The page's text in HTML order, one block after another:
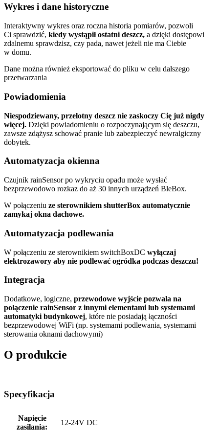
Wykres i dane historyczne
Interaktywny wykres oraz roczna historia pomiarów, pozwoli
Ci sprawdzić, kiedy wystąpił ostatni deszcz, a dzięki dostępowi
zdalnemu sprawdzisz, czy pada, nawet jeżeli nie ma Ciebie
w domu.
Dane można również eksportować do pliku w celu dalszego
przetwarzania
Powiadomienia
Niespodziewany, przelotny deszcz nie zaskoczy Cię już nigdy
więcej. Dzięki powiadomieniu o rozpoczynającym się deszczu,
zawsze zdążysz schować pranie lub zabezpieczyć newralgiczny
dobytek.
Automatyzacja okienna
Czujnik rainSensor po wykryciu opadu może wysłać
bezprzewodowo rozkaz do aż 30 innych urządzeń BleBox.
W połączeniu ze sterownikiem shutterBox automatycznie
zamykaj okna dachowe.
Automatyzacja podlewania
W połączeniu ze sterownikiem switchBoxDC wyłączaj
elektrozawory aby nie podlewać ogródka podczas deszczu!
Integracja
Dodatkowe, logiczne, przewodowe wyjście pozwala na
połączenie rainSensor z innymi elementami lub systemami
automatyki budynkowej, które nie posiadają łączności
bezprzewodowej WiFi (np. systemami podlewania, systemami
sterowania oknami dachowymi)
O produkcie
Specyfikacja
Napięcie
zasilania:
12-24V DC